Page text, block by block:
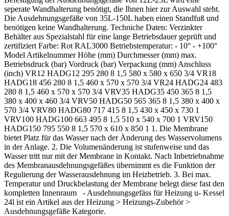
seperate Wandhalterung benötigt, die Ihnen hier zur Auswahl steht.
Die Ausdehnungsgefäße von 35L-150L haben einen Standfuß und
benötigen keine Wandhalterung. Techniche Daten: Verzinkter
Behälter aus Spezialstahl für eine lange Betriebsdauer geprüft und
zertifiziert Farbe: Rot RAL3000 Betriebstemperatur: - 10° - +100°
Model Artikelnummer Höhe (mm) Durchmesser (mm) max.
Betriebsdruck (bar) Vordruck (bar) Verpackung (mm) Anschluss
(inch) VR12 HADG12 295 280 8 1,5 580 x 580 x 650 3/4 VR18
HADG18 456 280 8 1,5 460 x 570 x 570 3/4 VR24 HADG24 483
280 8 1,5 460 x 570 x 570 3/4 VRV35 HADG35 450 365 8 1,5
380 x 400 x 460 3/4 VRV50 HADG50 565 365 8 1,5 380 x 400 x
570 3/4 VRV80 HADG80 717 415 8 1,5 430 x 450 x 730 1
VRV100 HADG100 663 495 8 1,5 510 x 540 x 700 1 VRV150
HADG150 795 550 8 1,5 570 x 610 x 850 1 1. Die Membrane
bietet Platz für das Wasser nach der Änderung des Wasservolumens
in der Anlage. 2. Die Volumenänderung ist stufenweise und das
Wasser tritt nur mit der Membrane in Kontakt. Nach Inbetriebnahme
des Membranausdehnungsgefäßes übernimmt es die Funktion der
Regulierung der Wasserausdehnung im Heizbetrieb. 3. Bei max.
Temperatur und Druckbelastung der Membrane belegt diese fast den
kompletten Innenraum - Ausdehnungsgefäss für Heizung u- Kessel
24l ist ein Artikel aus der Heizung > Heizungs-Zubehör >
Ausdehnungsgefäße Kategorie.